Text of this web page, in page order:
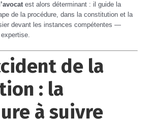
est alors déterminant : il guide la
de la procédure, dans la constitution et la
devant les instances compétentes —
de la
: la
à suivre